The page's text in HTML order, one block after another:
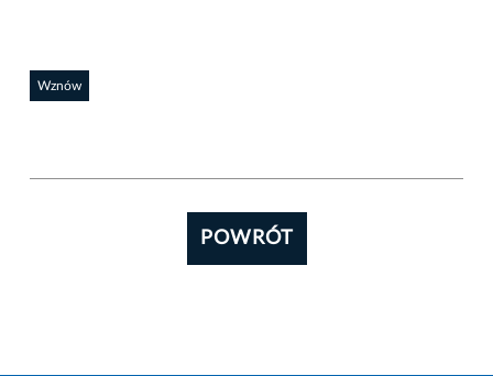
Wznów
POWRÓT